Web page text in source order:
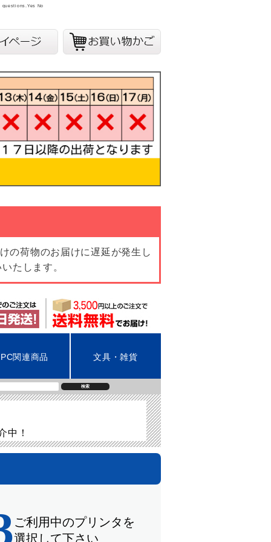
の荷物のお届けに遅延が発生し
たします。
PC関連商品 文具・雑貨
検索
中！
questions.Yes No